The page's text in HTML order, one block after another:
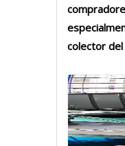
colector